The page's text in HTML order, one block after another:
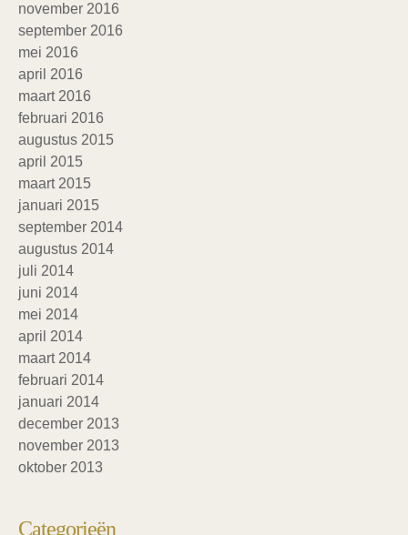
november 2016
september 2016
mei 2016
april 2016
maart 2016
februari 2016
augustus 2015
april 2015
maart 2015
januari 2015
september 2014
augustus 2014
juli 2014
juni 2014
mei 2014
april 2014
maart 2014
februari 2014
januari 2014
december 2013
november 2013
oktober 2013
Categorieën